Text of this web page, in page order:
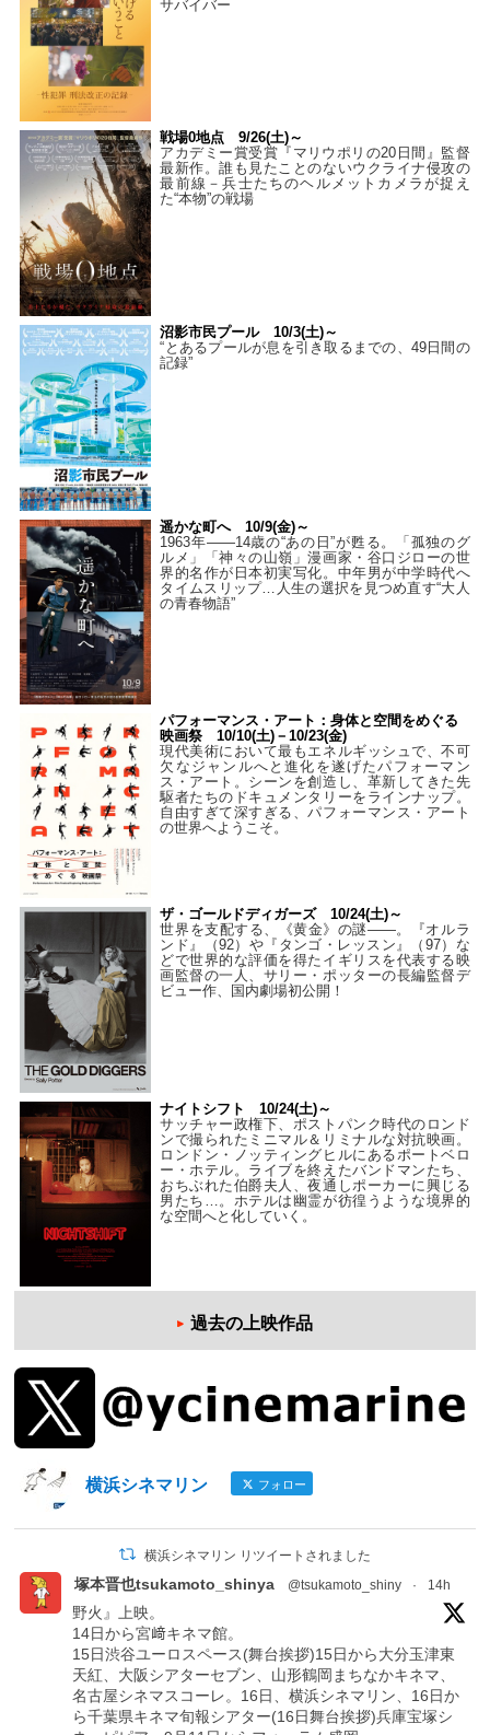
サバイバー
戦場0地点 9/26(土)～
アカデミー賞受賞『マリウポリの20日間』監督
最新作。誰も見たことのないウクライナ侵攻の
最前線－兵士たちのヘルメットカメラが捉え
た“本物”の戦場
沼影市民プール 10/3(土)～
“とあるプールが息を引き取るまでの、49日間の
記録”
遥かな町へ 10/9(金)～
1963年――14歳の“あの日”が甦る。「孤独のグ
ルメ」「神々の山嶺」漫画家・谷口ジローの世
界的名作が日本初実写化。中年男が中学時代へ
タイムスリップ…人生の選択を見つめ直す“大人
の青春物語”
パフォーマンス・アート：身体と空間をめぐる
映画祭 10/10(土)－10/23(金)
現代美術において最もエネルギッシュで、不可
欠なジャンルへと進化を遂げたパフォーマン
ス・アート。シーンを創造し、革新してきた先
駆者たちのドキュメンタリーをラインナップ。
自由すぎて深すぎる、パフォーマンス・アート
の世界へようこそ。
ザ・ゴールドディガーズ 10/24(土)～
世界を支配する、《黄金》の謎――。『オルラ
ンド』（92）や『タンゴ・レッスン』（97）な
どで世界的な評価を得たイギリスを代表する映
画監督の一人、サリー・ポッターの長編監督デ
ビュー作、国内劇場初公開！
ナイトシフト 10/24(土)～
サッチャー政権下、ポストパンク時代のロンド
ンで撮られたミニマル＆リミナルな対抗映画。
ロンドン・ノッティングヒルにあるポートベロ
ー・ホテル。ライブを終えたバンドマンたち、
おちぶれた伯爵夫人、夜通しポーカーに興じる
男たち…。ホテルは幽霊が彷徨うような境界的
な空間へと化していく。
過去の上映作品
横浜シネマリン フォロー
横浜シネマリン リツイートされました
塚本晋也tsukamoto_shinya @tsukamoto_shiny · 14h
野火』上映。
14日から宮﨑キネマ館。
15日渋谷ユーロスペース(舞台挨拶)15日から大分玉津東
天紅、大阪シアターセブン、山形鶴岡まちなかキネマ、
名古屋シネマスコーレ。16日、横浜シネマリン、16日か
ら千葉県キネマ旬報シアター(16日舞台挨拶)兵庫宝塚シ